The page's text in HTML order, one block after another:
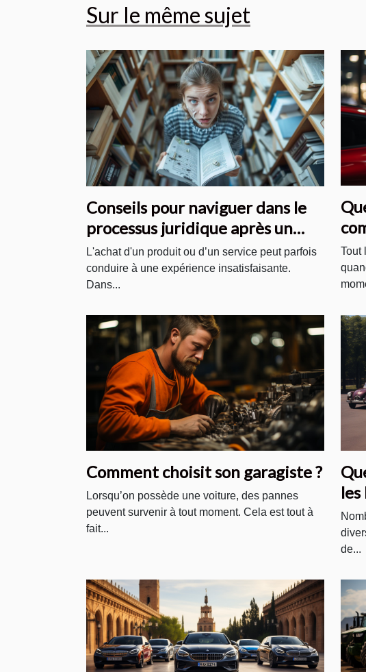
Sur le même sujet
Conseils pour naviguer dans le
processus juridique après un
achat insatisfaisant
L'achat d'un produit ou d’un service peut parfois
conduire à une expérience insatisfaisante.
Dans...
Tout
Comment choisit son garagiste ?
Lorsqu’on possède une voiture, des pannes
peuvent survenir à tout moment. Cela est tout à
fait...
les
de...